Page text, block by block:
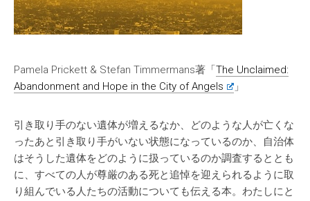
Pamela Prickett & Stefan Timmermans著「The Unclaimed:
Abandonment and Hope in the City of Angels
」
引き取り手のない遺体が増えるなか、どのような人が亡くな
ったあと引き取り手がいない状態になっているのか、自治体
はそうした遺体をどのように扱っているのか調査するととも
に、すべての人が尊厳のある死と追悼を迎えられるように取
り組んでいる人たちの活動についても伝える本。わたしにと